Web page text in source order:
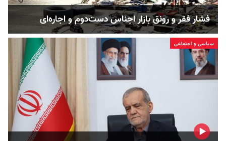
فشار فقر و رونق بازار اجناس دست‌دوم و اجاره‌ای
سیاسی و اجتماعی